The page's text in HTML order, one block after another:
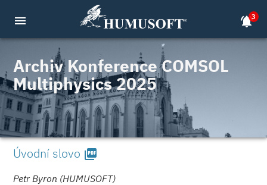
menu notifications_active3
Archiv Konference COMSOL
Multiphysics 2025
Úvodní slovo picture_as_pdf
Petr Byron (HUMUSOFT)